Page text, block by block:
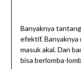
Banyaknya
efektif. Banyaknya
masuk akal. Dan
bisa berlomba-